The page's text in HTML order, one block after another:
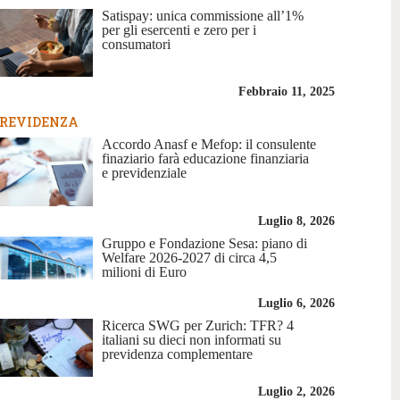
Satispay: unica commissione all’1%
per gli esercenti e zero per i
consumatori
Febbraio 11, 2025
Accordo Anasf e Mefop: il consulente
finaziario farà educazione finanziaria
e previdenziale
Luglio 8, 2026
Gruppo e Fondazione Sesa: piano di
Welfare 2026-2027 di circa 4,5
milioni di Euro
Luglio 6, 2026
Ricerca SWG per Zurich: TFR? 4
italiani su dieci non informati su
previdenza complementare
Luglio 2, 2026